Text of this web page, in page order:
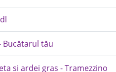
Bucătarul tău
si ardei gras - Tramezzino